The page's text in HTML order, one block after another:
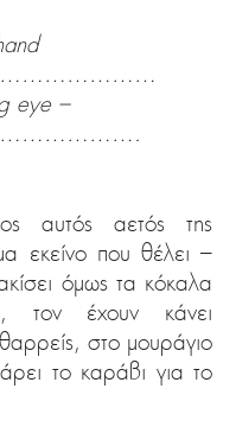
eye –
αυτός αετός της
εκείνο που θέλει –
όμως τα κόκαλα
τον έχουν κάνει
στο μουράγιο
το καράβι για το